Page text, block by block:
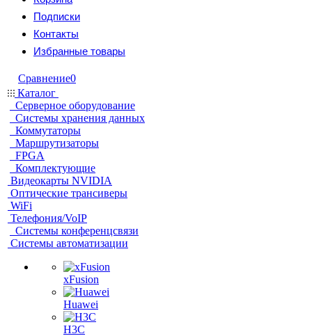
Подписки
Контакты
Избранные товары
Сравнение0
Каталог
Серверное оборудование
Системы хранения данных
Коммутаторы
Маршрутизаторы
FPGA
Комплектующие
Видеокарты NVIDIA
Оптические трансиверы
WiFi
Телефония/VoIP
Системы конференцсвязи
Системы автоматизации
xFusion
Huawei
H3C